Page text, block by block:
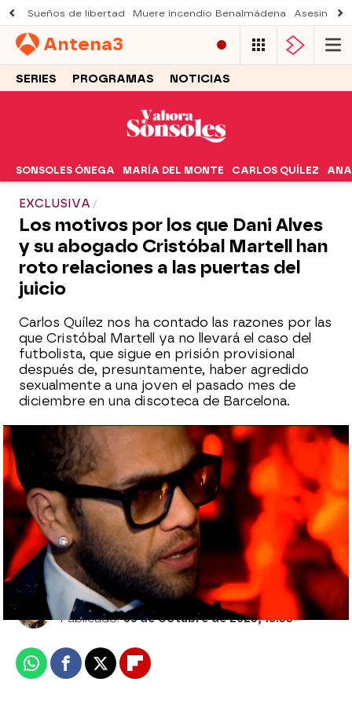
Sueños de libertad Muere incendio Benalmádena Asesinato
Antena3
SERIES PROGRAMAS NOTICIAS
SONSOLES ÓNEGA MARÍA DEL MONTE CARLOS QUÍLEZ ANA
EXCLUSIVA
Los motivos por los que Dani Alves
y su abogado Cristóbal Martell han
roto relaciones a las puertas del
juicio
Carlos Quílez nos ha contado las razones por las
que Cristóbal Martell ya no llevará el caso del
futbolista, que sigue en prisión provisional
después de, presuntamente, haber agredido
sexualmente a una joven el pasado mes de
diciembre en una discoteca de Barcelona.
Las primeras imágenes de Dani Alves ante
la justicia desde que entró en prisión: “Para
mí el respeto es todo"
Sara Ruiz
Publicado:05 de octubre de 2023, 18:33
WhatsappFacebook
X Flipboard